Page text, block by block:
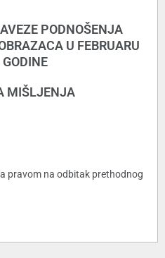
PODNOŠENJA
U FEBRUARU
MIŠLJENJA
pravom na odbitak prethodnog